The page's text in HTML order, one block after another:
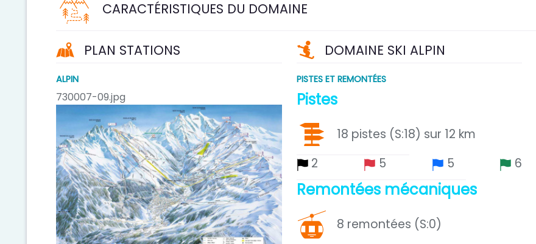
CARACTÉRISTIQUES DU DOMAINE
PLAN STATIONS
ALPIN
730007-09.jpg
DOMAINE SKI ALPIN
PISTES ET REMONTÉES
Pistes
18 pistes (S:18) sur 12 km
2
5 5 6
Remontées mécaniques
8 remontées (S:0)